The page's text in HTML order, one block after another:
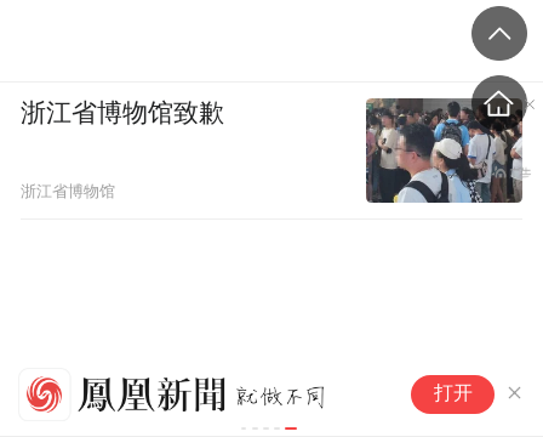
幼师转型护理员，幼儿园的尽头
是养老院
打开
浙江省博物馆致歉
浙江省博物馆